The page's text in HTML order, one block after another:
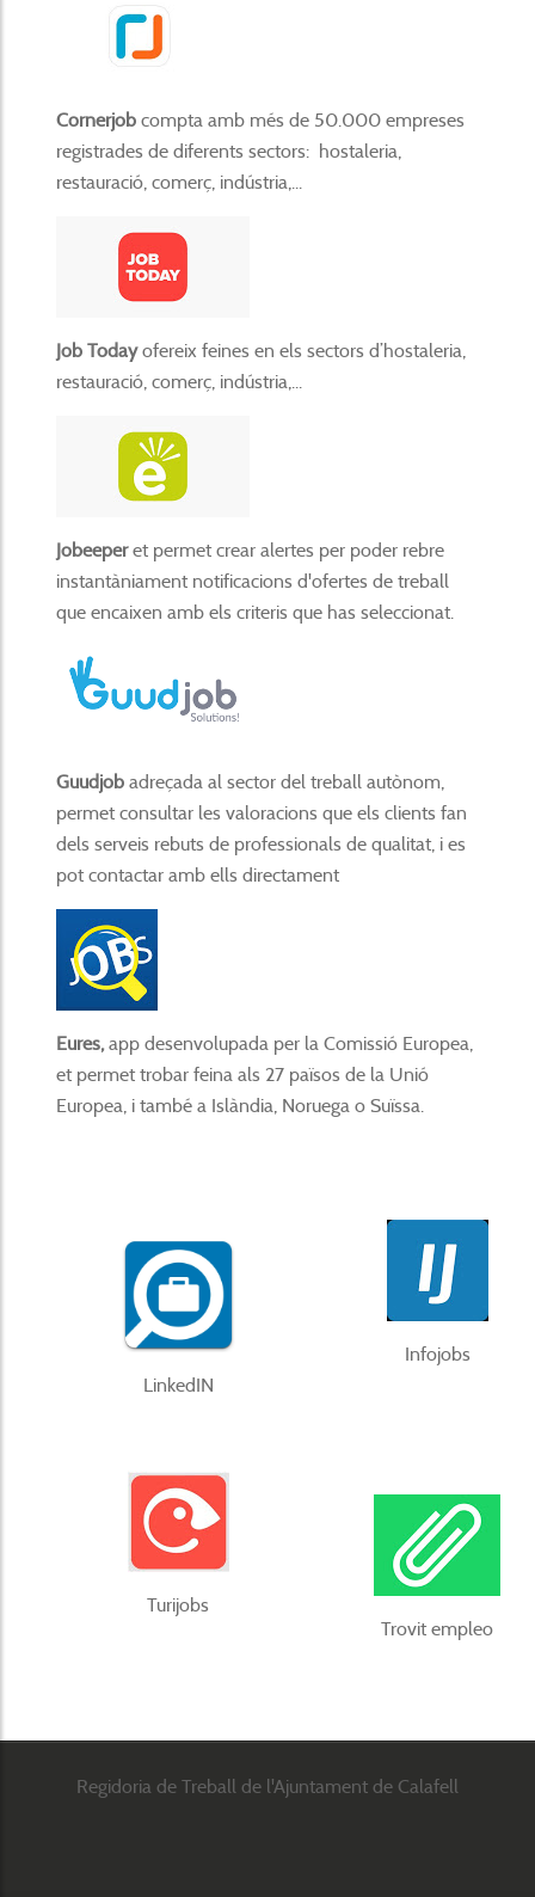
Cornerjob compta amb més de 50.000 empreses
registrades de diferents sectors: hostaleria,
restauració, comerç, indústria,...
Job Todayofereix feines en els sectors d’hostaleria,
restauració, comerç, indústria,...
Jobeeperet permet crear alertes per poder rebre
instantàniament notificacions d'ofertes de treball
que encaixen amb els criteris que has seleccionat.
Guudjobadreçada al sector del treball autònom,
permet consultar les valoracions que els clients fan
dels serveis rebuts de professionals de qualitat, i es
pot contactar amb ells directament
Eures,app desenvolupada per la Comissió Europea,
et permet trobar feina als 27 països de la Unió
Europea, i també a Islàndia, Noruega o Suïssa.
LinkedIN
Infojobs
Turijobs
Trovit empleo
Regidoria de Treball de l'Ajuntament de Calafell